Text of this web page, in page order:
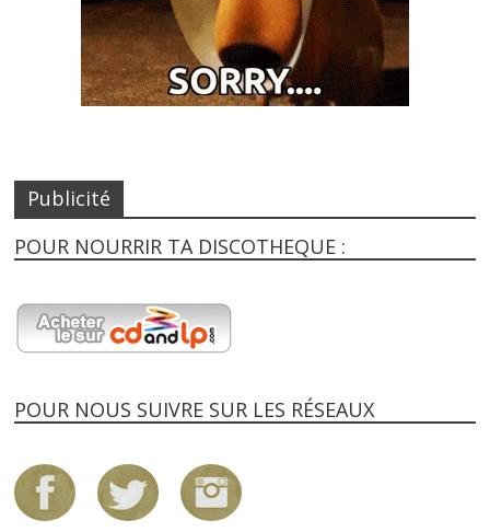
Publicité
POUR NOURRIR TA DISCOTHEQUE :
POUR NOUS SUIVRE SUR LES RÉSEAUX